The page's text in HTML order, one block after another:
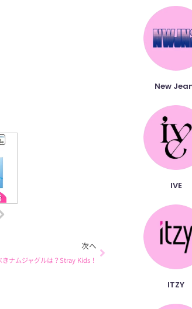
次へ
ナムジャグルは？Stray Kids！
New
IVE
ITZY